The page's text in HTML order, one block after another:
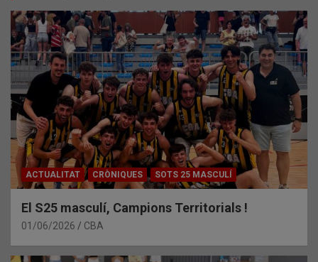
ACTUALITAT CRÒNIQUES SOTS 25 MASCULÍ
El S25 masculí, Campions Territorials !
01/06/2026 CBA